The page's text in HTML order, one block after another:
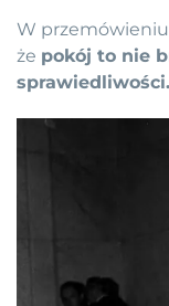
W
że pokój to nie
sprawiedliwości.